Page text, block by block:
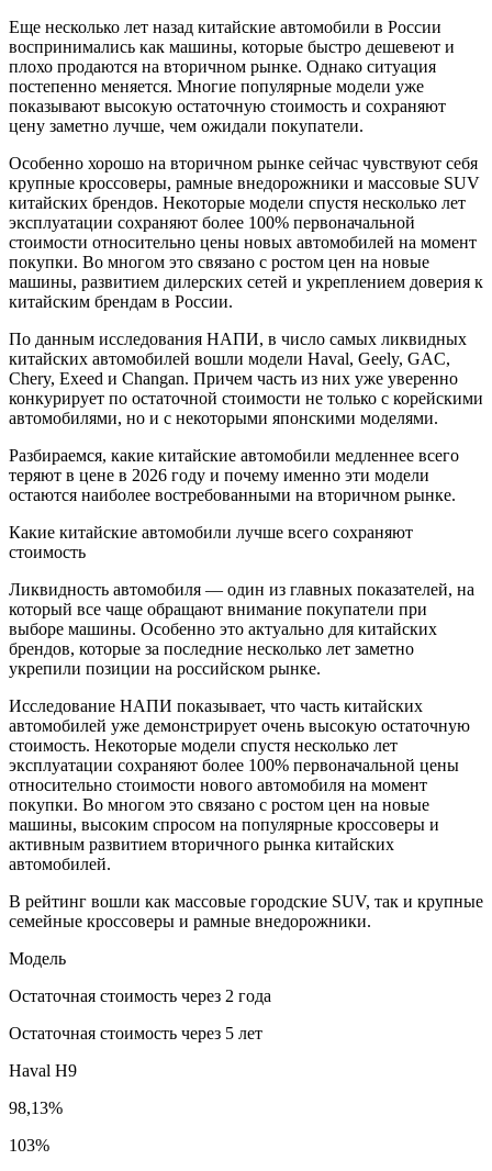
Еще несколько лет назад китайские автомобили в России
воспринимались как машины, которые быстро дешевеют и
плохо продаются на вторичном рынке. Однако ситуация
постепенно меняется. Многие популярные модели уже
показывают высокую остаточную стоимость и сохраняют
цену заметно лучше, чем ожидали покупатели.
Особенно хорошо на вторичном рынке сейчас чувствуют себя
крупные кроссоверы, рамные внедорожники и массовые SUV
китайских брендов. Некоторые модели спустя несколько лет
эксплуатации сохраняют более 100% первоначальной
стоимости относительно цены новых автомобилей на момент
покупки. Во многом это связано с ростом цен на новые
машины, развитием дилерских сетей и укреплением доверия к
китайским брендам в России.
По данным исследования НАПИ, в число самых ликвидных
китайских автомобилей вошли модели Haval, Geely, GAC,
Chery, Exeed и Changan. Причем часть из них уже уверенно
конкурирует по остаточной стоимости не только с корейскими
автомобилями, но и с некоторыми японскими моделями.
Разбираемся, какие китайские автомобили медленнее всего
теряют в цене в 2026 году и почему именно эти модели
остаются наиболее востребованными на вторичном рынке.
Какие китайские автомобили лучше всего сохраняют
стоимость
Ликвидность автомобиля — один из главных показателей, на
который все чаще обращают внимание покупатели при
выборе машины. Особенно это актуально для китайских
брендов, которые за последние несколько лет заметно
укрепили позиции на российском рынке.
Исследование НАПИ показывает, что часть китайских
автомобилей уже демонстрирует очень высокую остаточную
стоимость. Некоторые модели спустя несколько лет
эксплуатации сохраняют более 100% первоначальной цены
относительно стоимости нового автомобиля на момент
покупки. Во многом это связано с ростом цен на новые
машины, высоким спросом на популярные кроссоверы и
активным развитием вторичного рынка китайских
автомобилей.
В рейтинг вошли как массовые городские SUV, так и крупные
семейные кроссоверы и рамные внедорожники.
Модель
Остаточная стоимость через 2 года
Остаточная стоимость через 5 лет
Haval H9
98,13%
103%